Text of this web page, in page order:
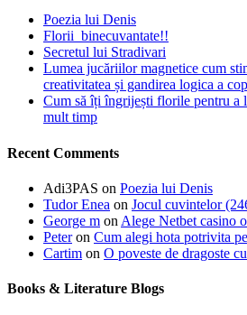
Poezia lui Denis
Florii binecuvantate!!
Secretul lui Stradivari
Lumea jucăriilor magnetice cum
creativitatea și gandirea logica a
Cum să îți îngrijești florile pentru a
mult timp
Recent Comments
Adi3PAS on Poezia lui Denis
Tudor Enea on Jocul cuvintelor
George m on Alege Netbet casino
Peteron Cum alegi hota potrivita
Cartim on O poveste de dragoste
Books & Literature Blogs